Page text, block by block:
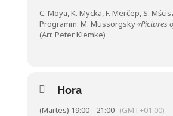
C. Moya, K. Mycka, F. Merčep, S.
Programm: M. Mussorgsky«Pictures
(Arr. Peter Klemke)
Hora
(Martes) 19:00 - 21:00 (GMT+01:00)